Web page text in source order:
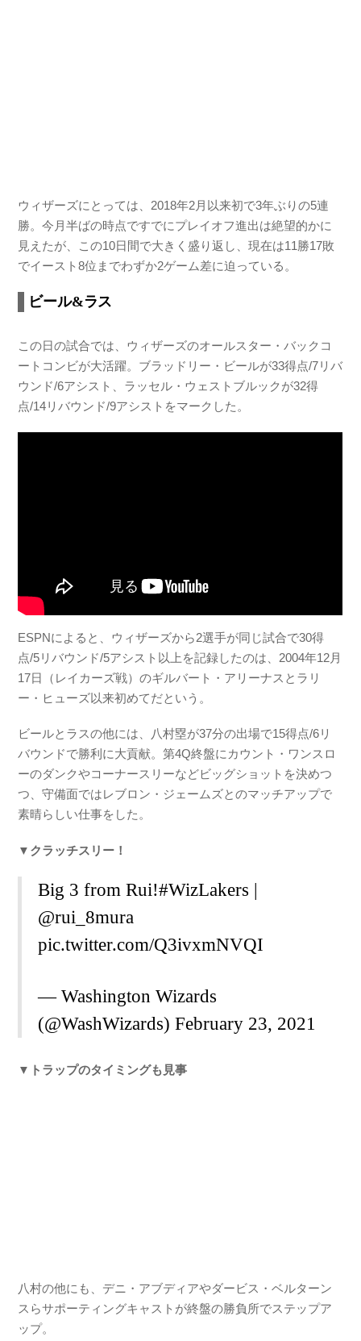
ウィザーズにとっては、2018年2月以来初で3年ぶりの5連
勝。今月半ばの時点ですでにプレイオフ進出は絶望的かに
見えたが、この10日間で大きく盛り返し、現在は11勝17敗
でイースト8位までわずか2ゲーム差に迫っている。
ビール&ラス
この日の試合では、ウィザーズのオールスター・バックコ
ートコンビが大活躍。ブラッドリー・ビールが33得点/7リバ
ウンド/6アシスト、ラッセル・ウェストブルックが32得
点/14リバウンド/9アシストをマークした。
ESPNによると、ウィザーズから2選手が同じ試合で30得
点/5リバウンド/5アシスト以上を記録したのは、2004年12月
17日（レイカーズ戦）のギルバート・アリーナスとラリ
ー・ヒューズ以来初めてだという。
ビールとラスの他には、八村塁が37分の出場で15得点/6リ
バウンドで勝利に大貢献。第4Q終盤にカウント・ワンスロ
ーのダンクやコーナースリーなどビッグショットを決めつ
つ、守備面ではレブロン・ジェームズとのマッチアップで
素晴らしい仕事をした。
▼クラッチスリー！
Big 3 from Rui!#WizLakers |
@rui_8mura
pic.twitter.com/Q3ivxmNVQI
— Washington Wizards
(@WashWizards) February 23, 2021
▼トラップのタイミングも見事
八村の他にも、デニ・アブディアやダービス・ベルターン
スらサポーティングキャストが終盤の勝負所でステップア
ップ。